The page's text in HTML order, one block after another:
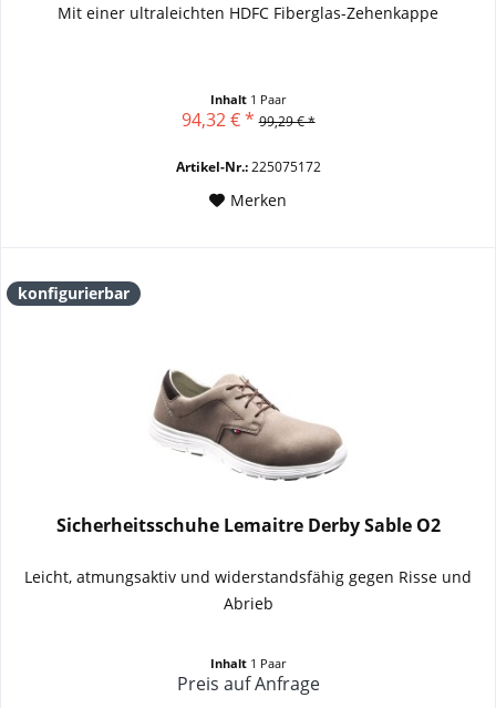
Mit einer ultraleichten HDFC Fiberglas-Zehenkappe
Inhalt 1 Paar
94,32 € * 99,29 € *
Artikel-Nr.:225075172
Merken
konfigurierbar
Sicherheitsschuhe Lemaitre Derby Sable O2
Leicht, atmungsaktiv und widerstandsfähig gegen Risse und
Abrieb
Inhalt 1 Paar
Preis auf Anfrage